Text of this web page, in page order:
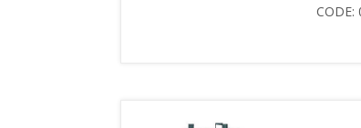
CODE: